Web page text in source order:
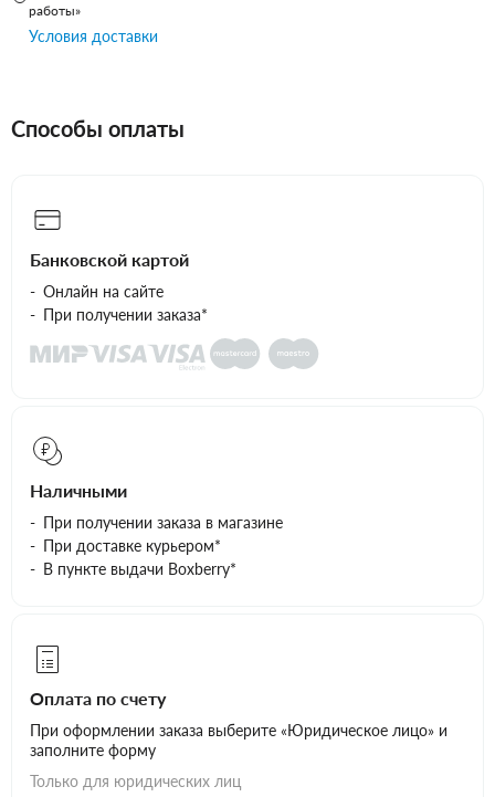
работы»
Условия доставки
Способы оплаты
Банковской картой
Онлайн на сайте
При получении заказа*
Наличными
При получении заказа в магазине
При доставке курьером*
В пункте выдачи Boxberry*
Оплата по счету
При оформлении заказа выберите «Юридическое лицо» и
заполните форму
Только для юридических лиц